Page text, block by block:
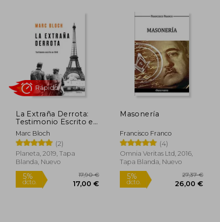
La Extraña Derrota:
Testimonio Escrito en
1940
Marc Bloch
(2)
Planeta, 2019, Tapa
Blanda, Nuevo
Masonería
Francisco Franco
(4)
Omnia Veritas Ltd, 2016,
Tapa Blanda, Nuevo